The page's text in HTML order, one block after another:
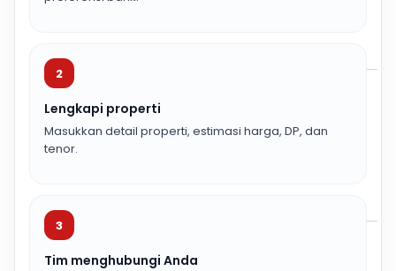
2
Lengkapi properti
Masukkan detail properti, estimasi harga, DP, dan
tenor.
3
Tim menghubungi Anda